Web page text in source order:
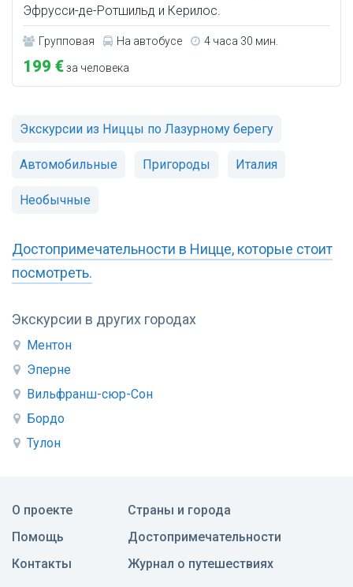
Экскурсии в других городах
Ментон
Эперне
Вильфранш-сюр-Сон
Бордо
Тулон
Эфрусси-де-Ротшильд и Керилос.
Групповая На автобусе 4 часа 30 мин.
199 €за человека
Экскурсии из Ниццы по Лазурному берегу
Автомобильные Пригороды Италия
Необычные
Достопримечательности в Ницце, которые стоит
посмотреть.
О проекте
Помощь
Контакты
Страны и города
Достопримечательности
Журнал о путешествиях